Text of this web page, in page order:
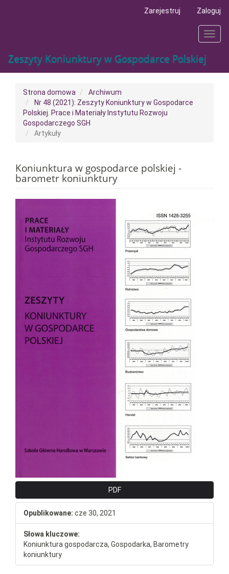
##plugins.themes.bootstrap3.accessible_menu.sidebar##
Zarejestruj Zaloguj
Zeszyty Koniunktury w Gospodarce Polskiej
Strona domowa
Archiwum
Nr 48 (2021): Zeszyty Koniunktury w Gospodarce
Polskiej. Prace i Materiały Instytutu Rozwoju
Gospodarczego SGH
Artykuły
Koniunktura w gospodarce polskiej -
barometr koniunktury
PDF
Opublikowane: cze 30, 2021
Słowa kluczowe:
Koniunktura gospodarcza, Gospodarka, Barometry
koniunktury